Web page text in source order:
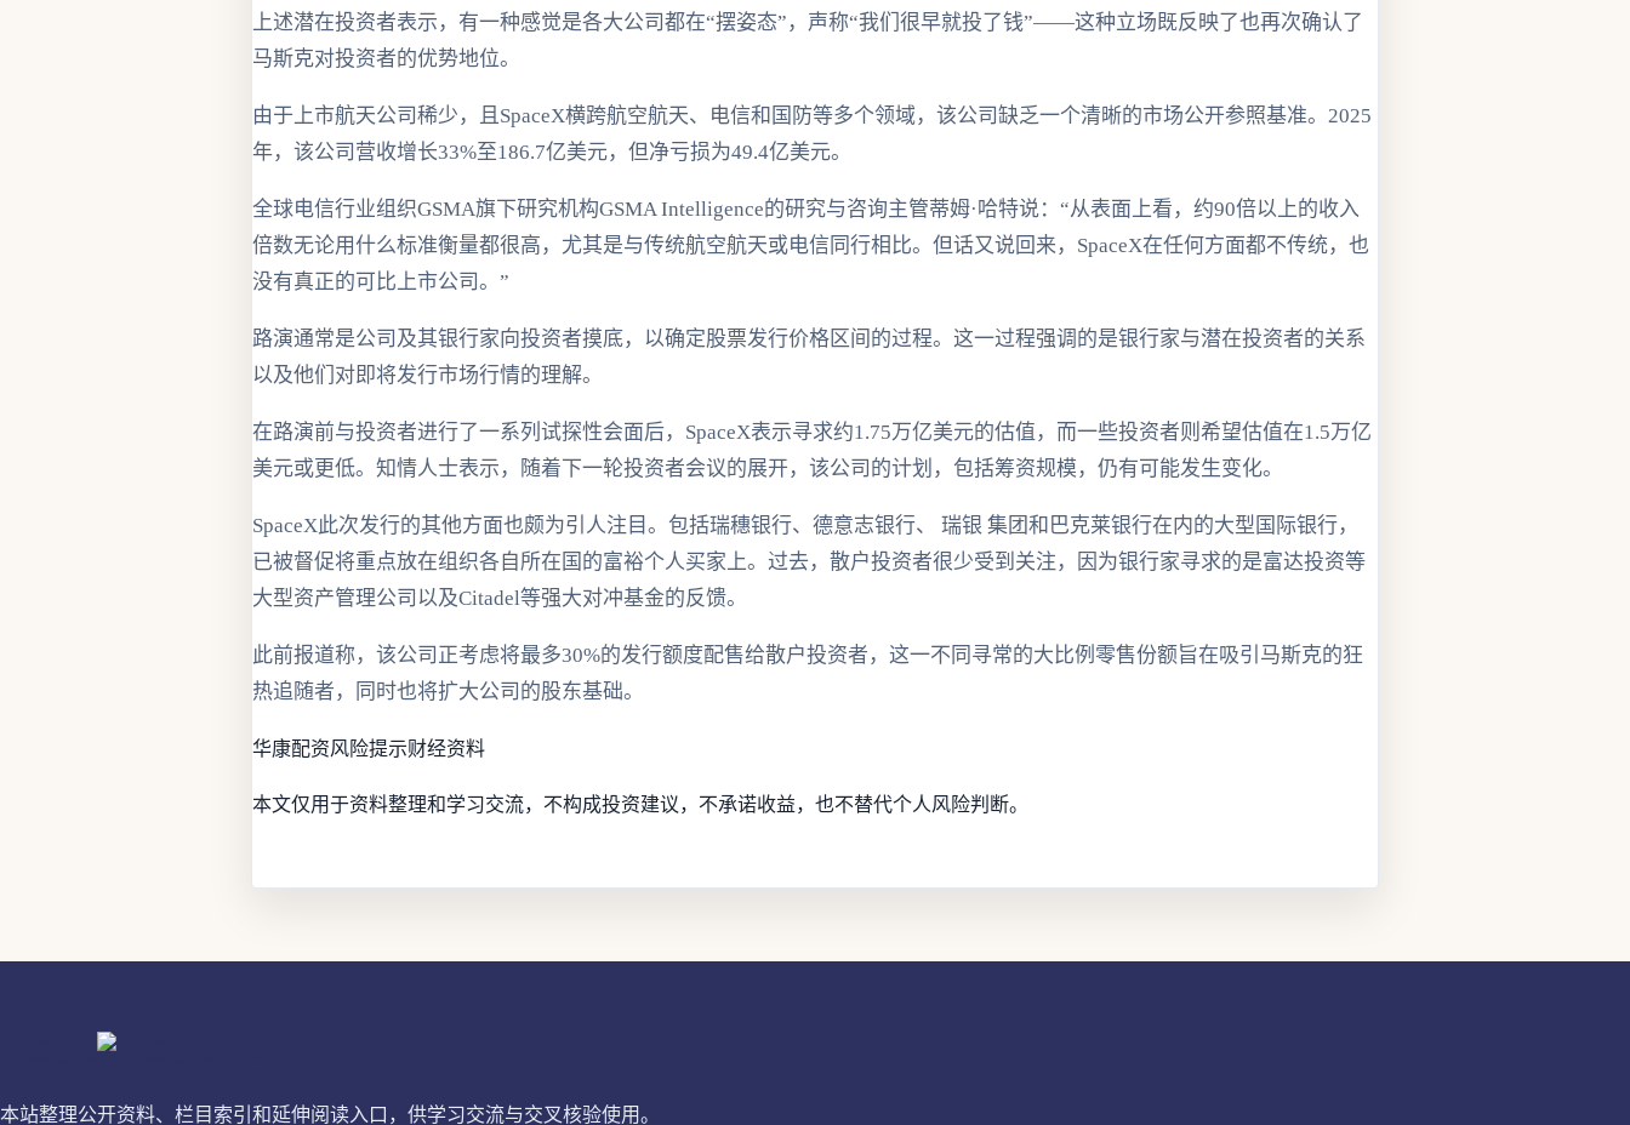
上述潜在投资者表示，有一种感觉是各大公司都在“摆姿态”，声称“我们很早就投了钱”——这种立场既反映了也再次确认了
马斯克对投资者的优势地位。
由于上市航天公司稀少，且SpaceX横跨航空航天、电信和国防等多个领域，该公司缺乏一个清晰的市场公开参照基准。2025
年，该公司营收增长33%至186.7亿美元，但净亏损为49.4亿美元。
全球电信行业组织GSMA旗下研究机构GSMA Intelligence的研究与咨询主管蒂姆·哈特说：“从表面上看，约90倍以上的收入
倍数无论用什么标准衡量都很高，尤其是与传统航空航天或电信同行相比。但话又说回来，SpaceX在任何方面都不传统，也
没有真正的可比上市公司。”
路演通常是公司及其银行家向投资者摸底，以确定股票发行价格区间的过程。这一过程强调的是银行家与潜在投资者的关系
以及他们对即将发行市场行情的理解。
在路演前与投资者进行了一系列试探性会面后，SpaceX表示寻求约1.75万亿美元的估值，而一些投资者则希望估值在1.5万亿
美元或更低。知情人士表示，随着下一轮投资者会议的展开，该公司的计划，包括筹资规模，仍有可能发生变化。
SpaceX此次发行的其他方面也颇为引人注目。包括瑞穗银行、德意志银行、 瑞银 集团和巴克莱银行在内的大型国际银行，
已被督促将重点放在组织各自所在国的富裕个人买家上。过去，散户投资者很少受到关注，因为银行家寻求的是富达投资等
大型资产管理公司以及Citadel等强大对冲基金的反馈。
此前报道称，该公司正考虑将最多30%的发行额度配售给散户投资者，这一不同寻常的大比例零售份额旨在吸引马斯克的狂
热追随者，同时也将扩大公司的股东基础。
华康配资风险提示财经资料
本文仅用于资料整理和学习交流，不构成投资建议，不承诺收益，也不替代个人风险判断。
本站整理公开资料、栏目索引和延伸阅读入口，供学习交流与交叉核验使用。